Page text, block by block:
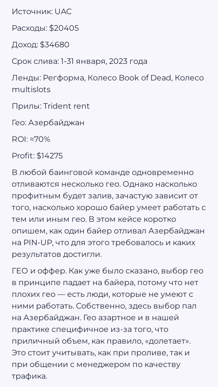
Источник: UAC
Расходы: $20405
Доход: $34680
Срок слива: 1-31 января, 2023 года
Ленды: Регформа, Колесо Book of Dead, Колесо
multislots
Прилы: Trident rent
Гео: Азербайджан
ROI: ≈70%
Profit: $14275
В любой баинговой команде одновременно
отливаются несколько гео. Однако насколько
профитным будет залив, зачастую зависит от
того, насколько хорошо байер умеет работать с
тем или иным гео. В этом кейсе коротко
опишем, как один байер отливал Азербайджан
на PIN-UP, что для этого требовалось и каких
результатов достигли.
ГЕО и оффер. Как уже было сказано, выбор гео
в принципе падает на байера, потому что нет
плохих гео — есть люди, которые не умеют с
ними работать. Собственно, здесь выбор пал
на Азербайджан. Гео азартное и в нашей
практике специфичное из-за того, что
приличный объем, как правило, «долетает».
Это стоит учитывать, как при проливе, так и
при общении с менеджером по качеству
трафика.